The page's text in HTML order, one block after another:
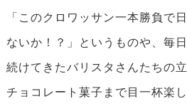
「このクロワッサン一本勝負で
ないか！？」というものや、毎
続けてきたバリスタさんたちの
チョコレート菓子まで目一杯楽